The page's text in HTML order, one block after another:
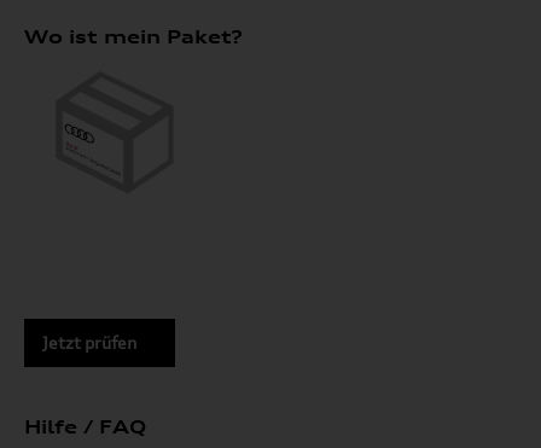
Wo ist mein Paket?
Jetzt prüfen
Hilfe / FAQ